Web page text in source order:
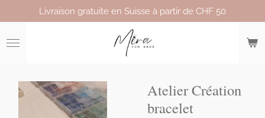
au
contenu
Livraison gratuite en Suisse à partir de CHF 50
Atelier Création
bracelet